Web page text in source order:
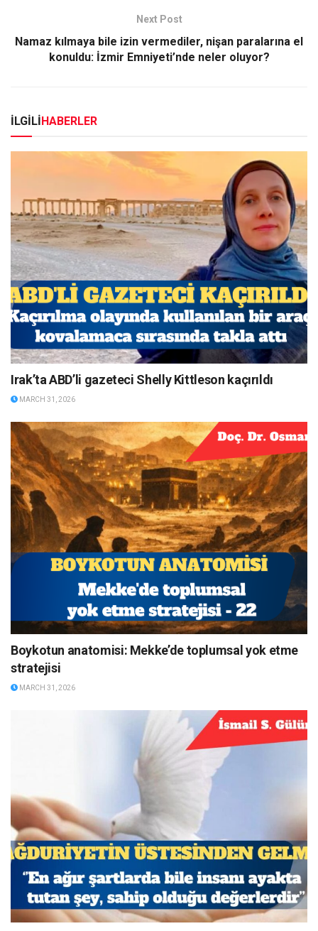
Next Post
Namaz kılmaya bile izin vermediler, nişan paralarına el
konuldu: İzmir Emniyeti’nde neler oluyor?
İLGİLİHABERLER
Irak’ta ABD’li gazeteci Shelly Kittleson kaçırıldı
MARCH 31, 2026
Boykotun anatomisi: Mekke’de toplumsal yok etme
stratejisi
MARCH 31, 2026